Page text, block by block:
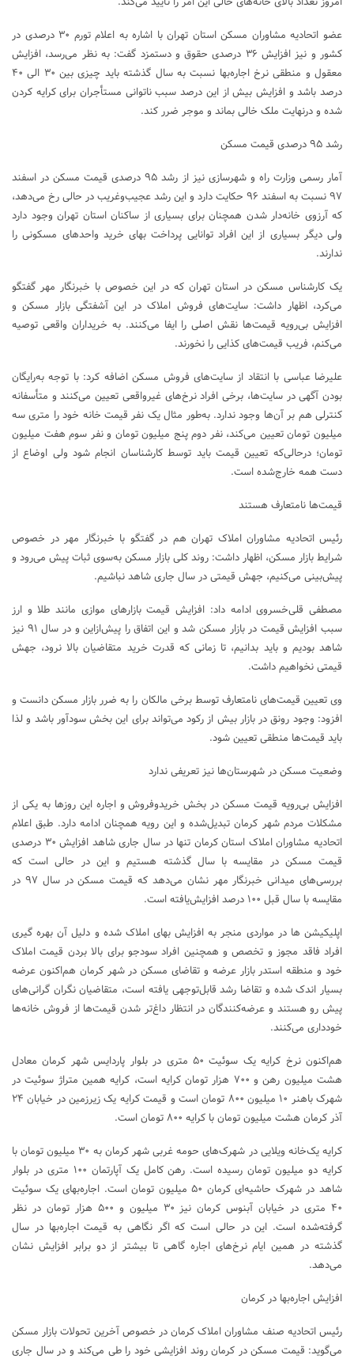
عضو اتحادیه مشاوران مسکن استان تهران با اشاره به اعلام تورم ۳۰ درصدی در
کشور و نیز افزایش ۳۶ درصدی حقوق و دستمزد گفت: به نظر می‌رسد، افزایش
معقول و منطقی نرخ اجاره‌بها نسبت به سال گذشته باید چیزی بین ۳۰ الی ۴۰
درصد باشد و افزایش بیش از این درصد سبب ناتوانی مستأجران برای کرایه کردن
شده و درنهایت ملک خالی بماند و موجر ضرر کند.
رشد ۹۵ درصدی قیمت مسکن
آمار رسمی وزارت راه و شهرسازی نیز از رشد ۹۵ درصدی قیمت مسکن در اسفند
۹۷ نسبت به اسفند ۹۶ حکایت دارد و این رشد عجیب‌وغریب در حالی رخ می‌دهد،
که آرزوی خانه‌دار شدن همچنان برای بسیاری از ساکنان استان تهران وجود دارد
ولی دیگر بسیاری از این افراد توانایی پرداخت بهای خرید واحدهای مسکونی را
ندارند.
یک کارشناس مسکن در استان تهران که در این خصوص با خبرنگار مهر گفتگو
می‌کرد، اظهار داشت: سایت‌های فروش املاک در این آشفتگی بازار مسکن و
افزایش بی‌رویه قیمت‌ها نقش اصلی را ایفا می‌کنند. به خریداران واقعی توصیه
می‌کنم، فریب قیمت‌های کذایی را نخورند.
علیرضا عباسی با انتقاد از سایت‌های فروش مسکن اضافه کرد: با توجه به‌رایگان
بودن آگهی در سایت‌ها، برخی افراد نرخ‌های غیرواقعی تعیین می‌کنند و متأسفانه
کنترلی هم بر آن‌ها وجود ندارد. به‌طور مثال یک نفر قیمت خانه خود را متری سه
میلیون تومان تعیین می‌کند، نفر دوم پنج میلیون تومان و نفر سوم هفت میلیون
تومان؛ درحالی‌که تعیین قیمت باید توسط کارشناسان انجام شود ولی اوضاع از
دست همه خارج‌شده است.
قیمت‌ها نامتعارف هستند
رئیس اتحادیه مشاوران املاک تهران هم در گفتگو با خبرنگار مهر در خصوص
شرایط بازار مسکن، اظهار داشت: روند کلی بازار مسکن به‌سوی ثبات پیش می‌رود و
پیش‌بینی می‌کنیم، جهش قیمتی در سال جاری شاهد نباشیم.
مصطفی قلی‌خسروی ادامه داد: افزایش قیمت بازارهای موازی مانند طلا و ارز
سبب افزایش قیمت در بازار مسکن شد و این اتفاق را پیش‌ازاین و در سال ۹۱ نیز
شاهد بودیم و باید بدانیم، تا زمانی که قدرت خرید متقاضیان بالا نرود، جهش
قیمتی نخواهیم داشت.
وی تعیین قیمت‌های نامتعارف توسط برخی مالکان را به ضرر بازار مسکن دانست و
افزود: وجود رونق در بازار بیش از رکود می‌تواند برای این بخش سودآور باشد و لذا
باید قیمت‌ها منطقی تعیین شود.
وضعیت مسکن در شهرستان‌ها نیز تعریفی ندارد
افزایش بی‌رویه قیمت مسکن در بخش خریدوفروش و اجاره این روزها به یکی از
مشکلات مردم شهر کرمان تبدیل‌شده و این رویه همچنان ادامه دارد. طبق اعلام
اتحادیه مشاوران املاک استان کرمان تنها در سال جاری شاهد افزایش ۳۰ درصدی
قیمت مسکن در مقایسه با سال گذشته هستیم و این در حالی است که
بررسی‌های میدانی خبرنگار مهر نشان می‌دهد که قیمت مسکن در سال ۹۷ در
مقایسه با سال قبل ۱۰۰ درصد افزایش‌یافته است.
اپلیکیشن ها در مواردی منجر به افزایش بهای املاک شده و دلیل آن بهره گیری
افراد فاقد مجوز و تخصص و همچنین افراد سودجو برای بالا بردن قیمت املاک
خود و منطقه‌ استدر بازار عرضه و تقاضای مسکن در شهر کرمان هم‌اکنون عرضه
بسیار اندک شده و تقاضا رشد قابل‌توجهی یافته است، متقاضیان نگران گرانی‌های
پیش رو هستند و عرضه‌کنندگان در انتظار داغ‌تر شدن قیمت‌ها از فروش خانه‌ها
خودداری می‌کنند.
هم‌اکنون نرخ کرایه یک سوئیت ۵۰ متری در بلوار پاردایس شهر کرمان معادل
هشت میلیون رهن و ۷۰۰ هزار تومان کرایه است، کرایه همین متراژ سوئیت در
شهرک باهنر ۱۰ میلیون ۸۰۰ تومان است و قیمت کرایه یک زیرزمین در خیابان ۲۴
آذر کرمان هشت میلیون تومان با کرایه ۸۰۰ تومان است.
کرایه یک‌خانه ویلایی در شهرک‌های حومه غربی شهر کرمان به ۳۰ میلیون تومان با
کرایه دو میلیون تومان رسیده است. رهن کامل یک آپارتمان ۱۰۰ متری در بلوار
شاهد در شهرک حاشیه‌ای کرمان ۵۰ میلیون تومان است. اجاره‌بهای یک سوئیت
۴۰ متری در خیابان آبنوس کرمان نیز ۳۰ میلیون و ۵۰۰ هزار تومان در نظر
گرفته‌شده است. این در حالی است که اگر نگاهی به قیمت اجاره‌بها در سال
گذشته در همین ایام نرخ‌های اجاره گاهی تا بیشتر از دو برابر افزایش نشان
می‌دهد.
افزایش اجاره‌بها در کرمان
رئیس اتحادیه صنف مشاوران املاک کرمان در خصوص آخرین تحولات بازار مسکن
می‌گوید: قیمت مسکن در کرمان روند افزایشی خود را طی می‌کند و در سال جاری